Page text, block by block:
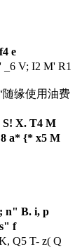
e
V; I2 M' R1
随缘使用油费
X. T4 M
a* {* x5 M
n" B. i, p
f
Q5 T- z( Q